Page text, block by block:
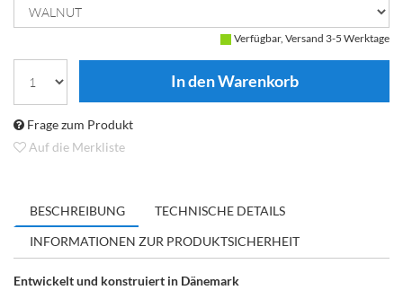
Verfügbar, Versand 3-5 Werktage
Frage zum Produkt
Auf die Merkliste
BESCHREIBUNG
TECHNISCHE DETAILS
INFORMATIONEN ZUR PRODUKTSICHERHEIT
Entwickelt und konstruiert in Dänemark